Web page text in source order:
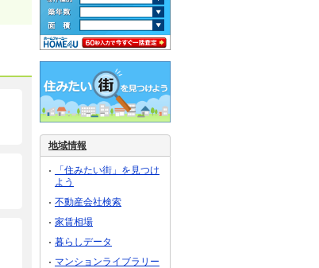
地域情報
「住みたい街」を見つけ
よう
不動産会社検索
家賃相場
暮らしデータ
マンションライブラリー